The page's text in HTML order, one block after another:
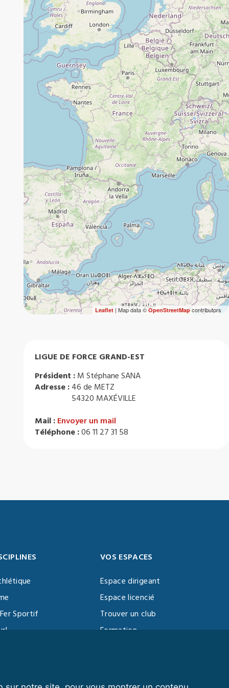
Leaflet| Map data ©OpenStreetMapcontributors
LIGUE DE FORCE GRAND-EST
Président : M Stéphane SANA
Adresse : 46 de METZ
54320 MAXÉVILLE
Mail : Envoyer un mail
Téléphone :06 11 27 31 58
Sportif
VOS ESPACES
Espace dirigeant
Espace licencié
Trouver un club
Formation